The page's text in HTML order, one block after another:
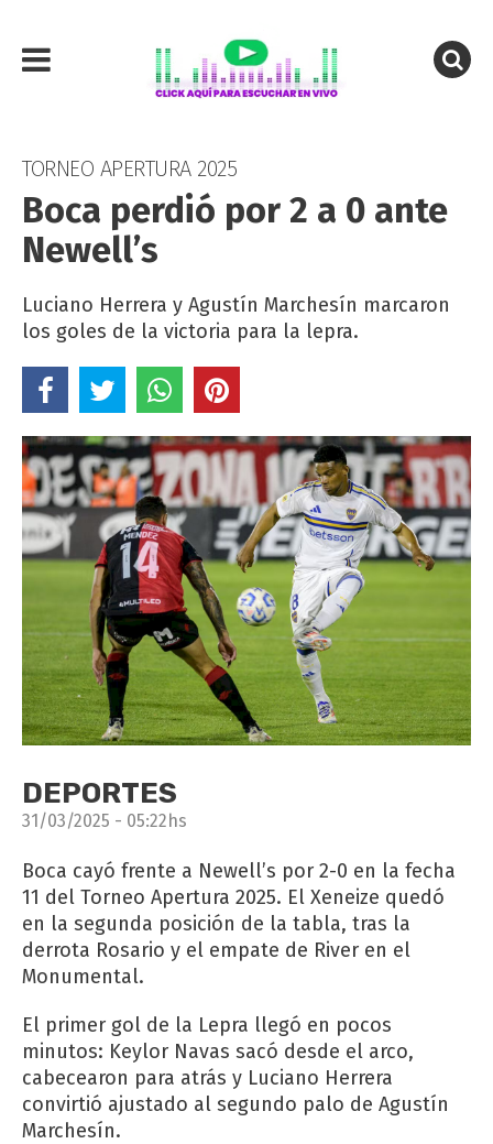
TORNEO APERTURA 2025
Boca perdió por 2 a 0 ante
Newell’s
Luciano Herrera y Agustín Marchesín marcaron
los goles de la victoria para la lepra.
DEPORTES
31/03/2025 - 05:22hs
Boca cayó frente a Newell’s por 2-0 en la fecha
11 del Torneo Apertura 2025. El Xeneize quedó
en la segunda posición de la tabla, tras la
derrota Rosario y el empate de River en el
Monumental.
El primer gol de la Lepra llegó en pocos
minutos: Keylor Navas sacó desde el arco,
cabecearon para atrás y Luciano Herrera
convirtió ajustado al segundo palo de Agustín
Marchesín.